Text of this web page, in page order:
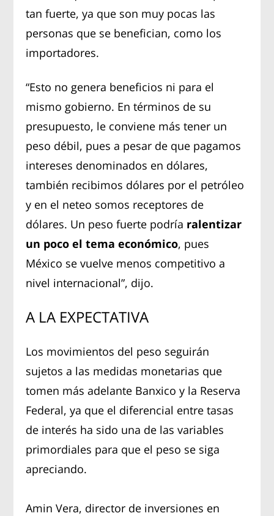
tan fuerte, ya que son muy pocas las
personas que se benefician, como los
importadores.
“Esto no genera beneficios ni para el
mismo gobierno. En términos de su
presupuesto, le conviene más tener un
peso débil, pues a pesar de que pagamos
intereses denominados en dólares,
también recibimos dólares por el petróleo
y en el neteo somos receptores de
dólares. Un peso fuerte podría ralentizar
un poco el tema económico, pues
México se vuelve menos competitivo a
nivel internacional”, dijo.
A LA EXPECTATIVA
Los movimientos del peso seguirán
sujetos a las medidas monetarias que
tomen más adelante Banxico y la Reserva
Federal, ya que el diferencial entre tasas
de interés ha sido una de las variables
primordiales para que el peso se siga
apreciando.
Amin Vera, director de inversiones en